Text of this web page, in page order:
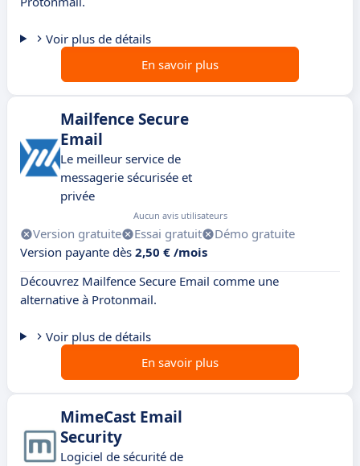
Voir plus de détails
En savoir plus
Mailfence Secure
Email
Le meilleur service de
messagerie sécurisée et
privée
Aucun avis utilisateurs
Version gratuite Essai gratuit
Démo gratuite
Version payante dès 2,50 € /mois
Découvrez Mailfence Secure Email comme une
alternative à Protonmail.
Voir plus de détails
En savoir plus
MimeCast Email
Security
Logiciel de sécurité de